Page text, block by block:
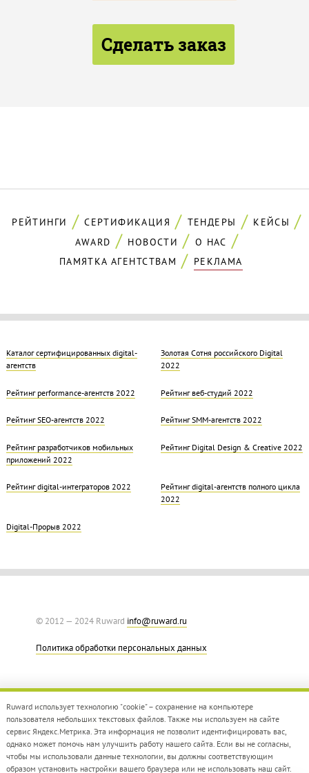
Сделать заказ
РЕЙТИНГИ СЕРТИФИКАЦИЯ ТЕНДЕРЫ
КЕЙСЫ
AWARD
НОВОСТИ
О НАС
ПАМЯТКА АГЕНТСТВАМ
РЕКЛАМА
Каталог сертифицированных digital-
агентств
Золотая Cотня российского Digital
2022
Рейтинг performance-агентств 2022 Рейтинг веб-студий 2022
Рейтинг SEO-агентств 2022 Рейтинг SMM-агентств 2022
Рейтинг разработчиков мобильных
приложений 2022
Рейтинг Digital Design & Creative 2022
Рейтинг digital-интеграторов 2022
Рейтинг digital-агентств полного цикла
2022
Digital-Прорыв 2022
© 2012 — 2024 Ruward info@ruward.ru
Политика обработки персональных данных
Дизайн –Red Collar
Создание сайта –Integrate
Ruward использует технологию "cookie" – сохранение на компьютере
пользователя небольших текстовых файлов. Также мы используем на сайте
сервис Яндекс.Метрика. Эта информация не позволит идентифицировать вас,
однако может помочь нам улучшить работу нашего сайта. Если вы не согласны,
чтобы мы использовали данные технологии, вы должны соответствующим
образом установить настройки вашего браузера или не использовать наш сайт.